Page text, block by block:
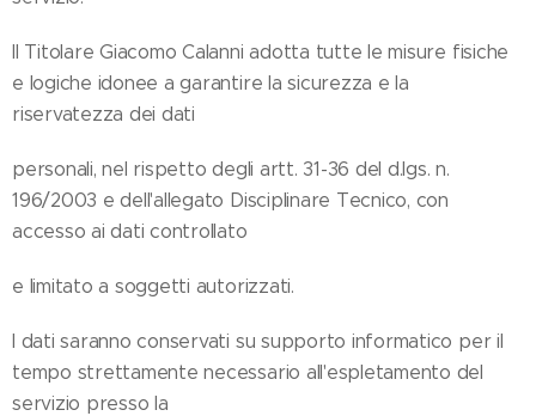
Il Titolare Giacomo Calanni adotta tutte le misure fisiche
e logiche idonee a garantire la sicurezza e la
riservatezza dei dati
personali, nel rispetto degli artt. 31-36 del d.lgs. n.
196/2003 e dell'allegato Disciplinare Tecnico, con
accesso ai dati controllato
e limitato a soggetti autorizzati.
I dati saranno conservati su supporto informatico per il
tempo strettamente necessario all'espletamento del
servizio presso la